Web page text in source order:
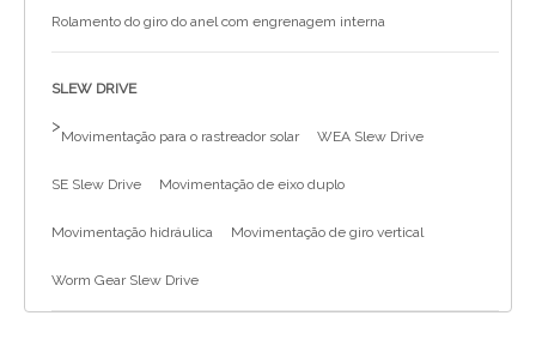
Rolamento do giro do anel com engrenagem interna
SLEW DRIVE
>
Movimentação para o rastreador solar WEA Slew Drive
SE Slew Drive Movimentação de eixo duplo
Movimentação hidráulica Movimentação de giro vertical
Worm Gear Slew Drive